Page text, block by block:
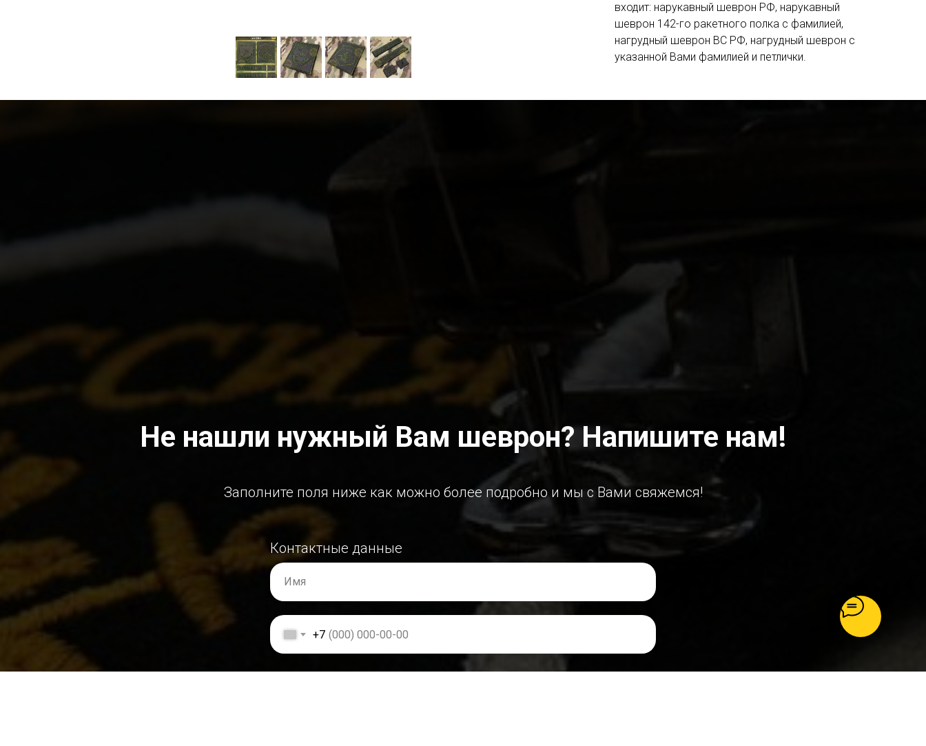
входит: нарукавный шеврон РФ, нарукавный
шеврон 142-го ракетного полка c фамилией,
нагрудный шеврон ВС РФ, нагрудный шеврон с
указанной Вами фамилией и петлички.
Не нашли нужный Вам шеврон? Напишите нам!
Заполните поля ниже как можно более подробно и мы с Вами свяжемся!
Контактные данные
Имя
+7